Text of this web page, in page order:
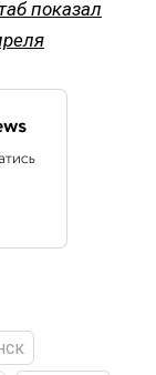
показал